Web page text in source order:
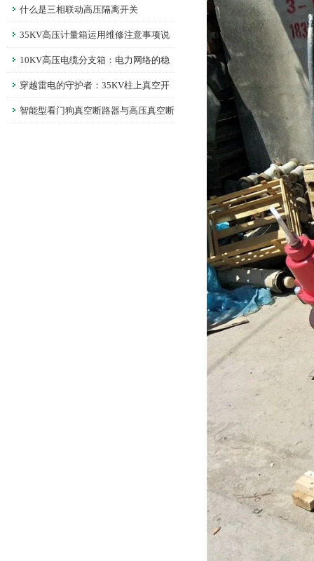
须知什么是三相联动高压隔离开关
35KV高压计量箱运用维修注意事项说
明 10KV高压电缆分支箱：电力网络的稳
定节点
穿越雷电的守护者：35KV柱上真空开
关，科技筑就安全防线
智能型看门狗真空断路器与高压真空断